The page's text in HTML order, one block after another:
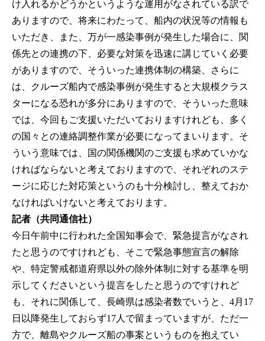
け入れるかどうかというような運用がなされている訳で
ありますので、将来にわたって、船内の状況等の情報も
いただき、また、万が一感染事例が発生した場合に、関
係先との連携の下、必要な対策を迅速に講じていく必要
がありますので、そういった連携体制の構築、さらに
は、クルーズ船内で感染事例が発生すると大規模クラス
ターになる恐れが多分にありますので、そういった意味
では、今回もご支援いただいておりますけれども、多く
の国々との連絡調整作業が必要になってまいります。そ
ういう意味では、国の関係機関のご支援も求めていかな
ければならないと考えておりますので、それぞれのステ
ージに応じた対応策というのも十分検討し、整えておか
なければいけないと考えております。
記者（共同通信社）
今日午前中に行われた全国知事会で、緊急提言がなされ
たと思うのですけれども、そこで緊急事態宣言の解除
や、特定警戒都道府県以外の除外体制に対する基準を明
示してくださいという提言をしたと思うのですけれど
も、それに関係して、長崎県は感染者数でいうと、4月17
日以降発生しておらず17人で留まっていますが、ただ一
方で、離島やクルーズ船の事案というものを抱えてい